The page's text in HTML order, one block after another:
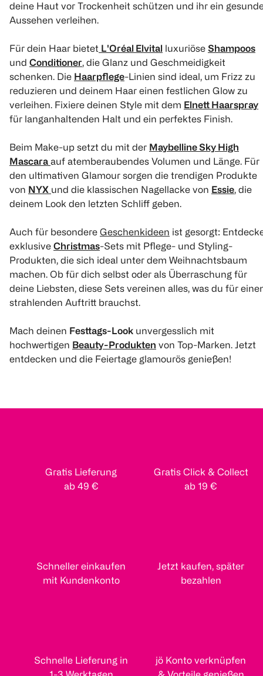
deine Haut vor Trockenheit schützen und ihr ein
Aussehen verleihen.
Für dein Haar bietet L'Oréal Elvital luxuriöse Shampoos
und Conditioner, die Glanz und Geschmeidigkeit
schenken. Die Haarpflege-Linien sind ideal, um Frizz zu
reduzieren und deinem Haar einen festlichen Glow zu
verleihen. Fixiere deinen Style mit dem Elnett Haarspray
für langanhaltenden Halt und ein perfektes Finish.
Beim Make-up setzt du mit der Maybelline Sky High
Mascara auf atemberaubendes Volumen und Länge. Für
den ultimativen Glamour sorgen die trendigen Produkte
von NYX und die klassischen Nagellacke von Essie, die
deinem Look den letzten Schliff geben.
Auch für besondere Geschenkideen ist gesorgt:
exklusive Christmas-Sets mit Pflege- und Styling-
Produkten, die sich ideal unter dem Weihnachtsbaum
machen. Ob für dich selbst oder als Überraschung für
deine Liebsten, diese Sets vereinen alles, was du für
strahlenden Auftritt brauchst.
Mach deinen Festtags-Look unvergesslich mit
hochwertigen Beauty-Produkten von Top-Marken. Jetzt
entdecken und die Feiertage glamourös genießen!
Gratis Lieferung
ab 49 €
Gratis Click & Collect
ab 19 €
Schneller einkaufen
mit Kundenkonto
Jetzt kaufen, später
bezahlen
Schnelle Lieferung in
jö Konto verknüpfen